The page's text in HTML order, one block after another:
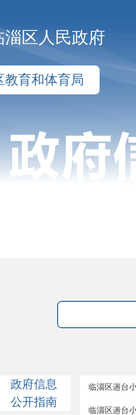
淄区人民政府
教育和体育局
政府信息
公开指南
临淄区遄台
临淄区遄台